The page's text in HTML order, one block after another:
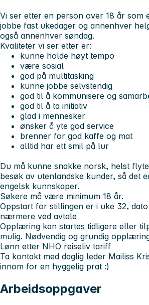
Vi ser etter en person over 18 år som
jobbe fast ukedager og annenhver
også annenhver søndag.
Kvaliteter vi ser etter er:
kunne holde høyt tempo
være sosial
god på multitasking
kunne jobbe selvstendig
god til å kommunisere og
god til å ta initiativ
glad i mennesker
ønsker å yte god service
brenner for god kaffe og mat
alltid har ett smil på lur
Du må kunne snakke norsk, helst
besøk av utenlandske kunder, så det
engelsk kunnskaper.
Søkere må være minimum 18 år.
Oppstart for stillingen er i uke 32,
nærmere ved avtale
Opplæring kan startes tidligere eller
mulig. Nødvendig og grundig
Lønn etter NHO reiseliv tariff
Ta kontakt med daglig leder Mailiss
innom for en hyggelig prat :)
Arbeidsoppgaver